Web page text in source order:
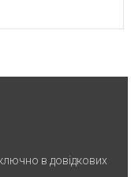
в довідкових